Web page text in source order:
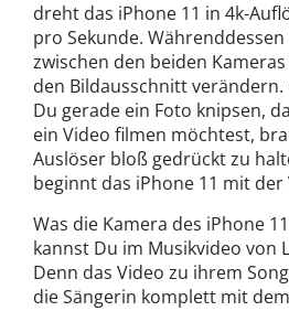
dreht das iPhone 11 in 4k-
pro Sekunde.
zwischen den beiden
den Bildausschnitt verändern.
Du gerade ein Foto knipsen,
ein Video filmen möchtest,
Auslöser bloß gedrückt zu
beginnt das iPhone 11 mit
Was die Kamera des iPhone
kannst Du im Musikvideo von
Denn das Video zu ihrem
die Sängerin komplett mit